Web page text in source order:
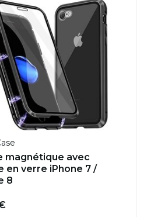
magnétique avec
en verre iPhone 7 /
8